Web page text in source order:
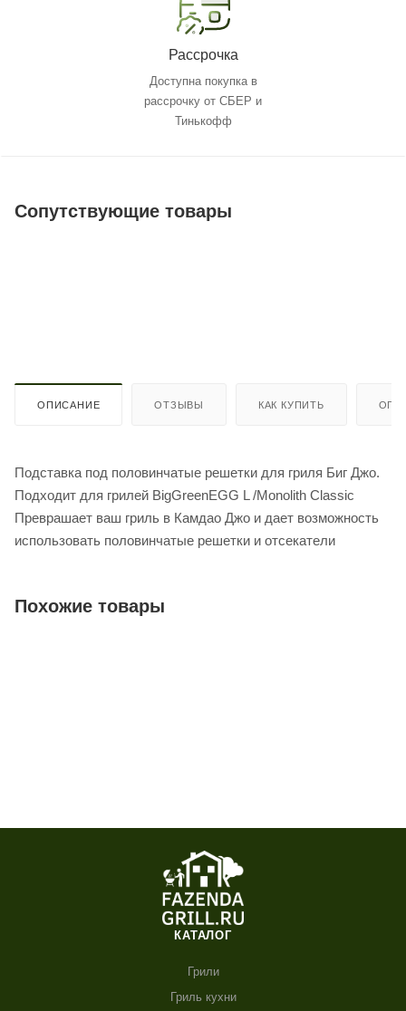
Рассрочка
Доступна покупка в
рассрочку от СБЕР и
Тинькофф
Сопутствующие товары
ОПИСАНИЕ ОТЗЫВЫ КАК КУПИТЬ
Подставка под половинчатые решетки для гриля Биг Джо.
Подходит для грилей BigGreenEGG L /Monolith Classic
Преврашает ваш гриль в Камдао Джо и дает возможность
использовать половинчатые решетки и отсекатели
Похожие товары
КАТАЛОГ
Грили
Гриль кухни